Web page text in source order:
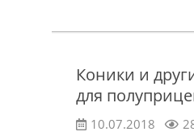
Коники и
для
10.07.2018